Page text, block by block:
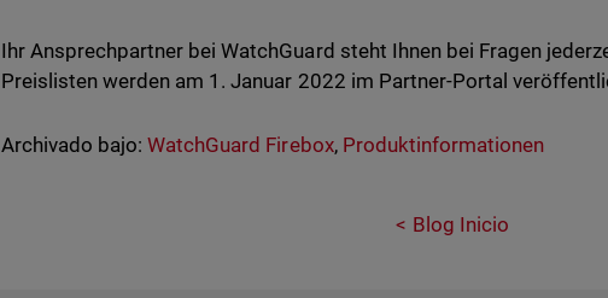
Ihr Ansprechpartner bei WatchGuard steht Ihnen bei Fragen
Preislisten werden am 1. Januar 2022 im Partner-Portal
Archivado bajo: WatchGuard Firebox, Produktinformationen
Blog Inicio